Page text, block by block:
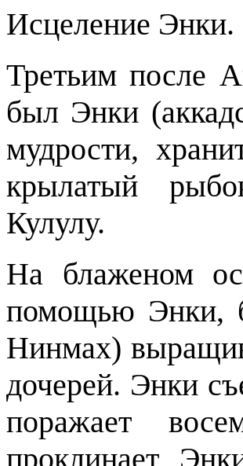
Исцеление
Третьим после
был Энки
мудрости,
крылатый
Кулулу.
На блаженом
помощью Энки,
Нинмах)
дочерей. Энки
поражает
проклинает